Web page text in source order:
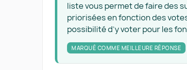
liste vous permet de faire des
priorisées en fonction des
possibilité d’y voter pour les
MARQUÉ COMME MEILLEURE RÉPONSE